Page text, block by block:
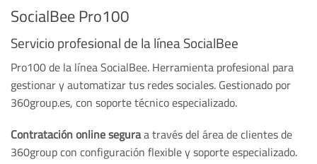
SocialBee Pro100
Servicio profesional de la línea SocialBee
Pro100 de la línea SocialBee. Herramienta profesional para
gestionar y automatizar tus redes sociales. Gestionado por
360group.es, con soporte técnico especializado.
Contratación online seguraa través del área de clientes de
360group con configuración flexible y soporte especializado.